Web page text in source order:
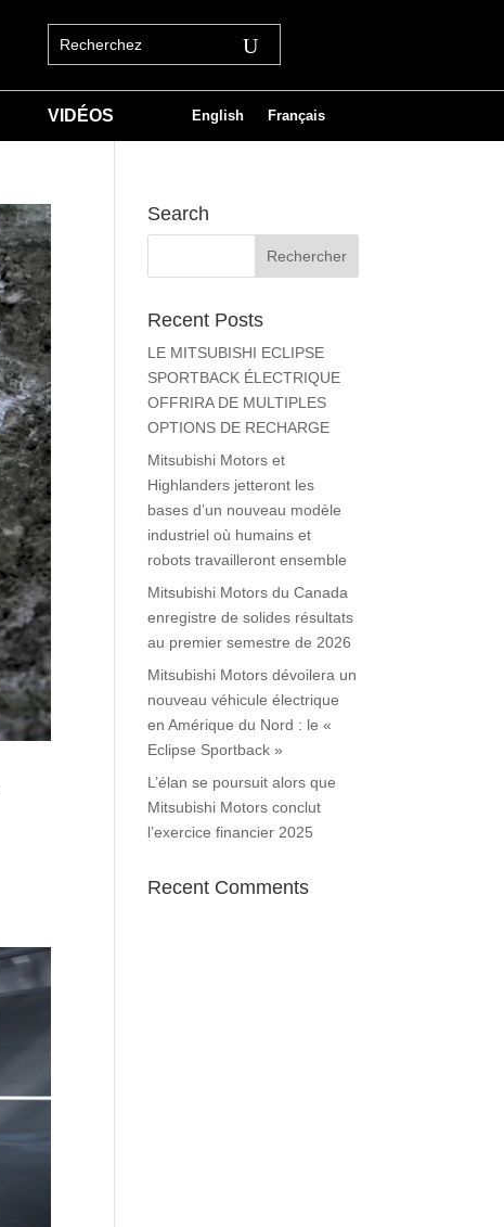
VIDÉOS English Français
Search
Recent Posts
LE MITSUBISHI ECLIPSE
SPORTBACK ÉLECTRIQUE
OFFRIRA DE MULTIPLES
OPTIONS DE RECHARGE
Mitsubishi Motors et
Highlanders jetteront les
bases d’un nouveau modèle
industriel où humains et
robots travailleront ensemble
Mitsubishi Motors du Canada
enregistre de solides résultats
au premier semestre de 2026
Mitsubishi Motors dévoilera un
nouveau véhicule électrique
en Amérique du Nord : le «
Eclipse Sportback »
L’élan se poursuit alors que
Mitsubishi Motors conclut
l’exercice financier 2025
Recent Comments